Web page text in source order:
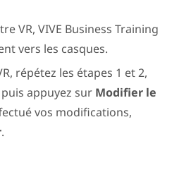
VR, VIVE Business Training
vers les casques.
répétez les étapes 1 et 2,
appuyez sur Modifier le
vos modifications,
.